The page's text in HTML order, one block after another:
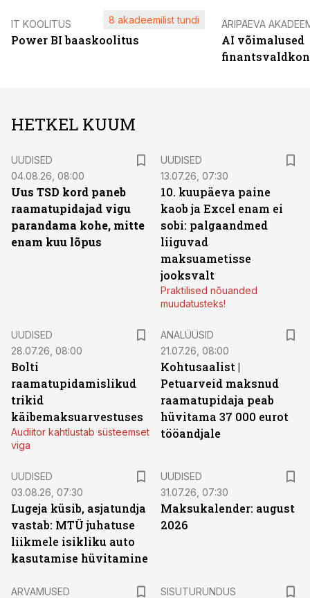
IT KOOLITUS
Power BI baaskoolitus
8 akadeemilist tundi ÄRIPÄEVA
AI võimalused
HETKEL KUUM
UUDISED
04.08.26, 08:00
Uus TSD kord paneb
raamatupidajad vigu
parandama kohe, mitte
enam kuu lõpus
UUDISED
13.07.26, 07:30
10. kuupäeva paine
kaob ja Excel enam ei
sobi: palgaandmed
liiguvad
maksuametisse
jooksvalt
Praktilised nõuanded
muudatusteks!
UUDISED
28.07.26, 08:00
Bolti
raamatupidamislikud
trikid
käibemaksuarvestuses
Audiitor kahtlustab süsteemset
viga
ANALÜÜSID
21.07.26, 08:00
Kohtusaalist |
Petuarveid maksnud
raamatupidaja peab
hüvitama 37 000 eurot
tööandjale
UUDISED
03.08.26, 07:30
Lugeja küsib, asjatundja
vastab: MTÜ juhatuse
liikmele isikliku auto
kasutamise hüvitamine
UUDISED
31.07.26, 07:30
Maksukalender: august
2026
ARVAMUSED
SISUTURUNDUS